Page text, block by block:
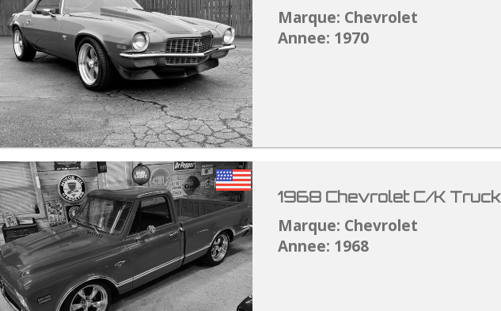
Marque: Chevrolet
Annee: 1970
1968 Chevrolet C/K Truck
Marque: Chevrolet
Annee: 1968